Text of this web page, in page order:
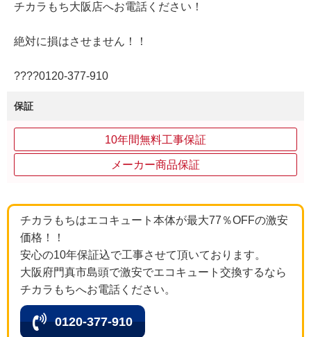
チカラもち大阪店へお電話ください！
絶対に損はさせません！！
????0120‐377‐910
保証
10年間無料工事保証
メーカー商品保証
チカラもちはエコキュート本体が最大77％OFFの激安
価格！！
安心の10年保証込で工事させて頂いております。
大阪府門真市島頭で激安でエコキュート交換するなら
チカラもちへお電話ください。
0120-377-910